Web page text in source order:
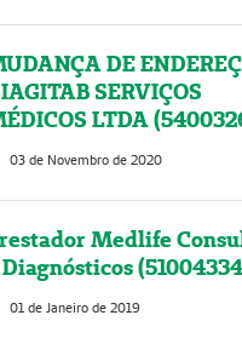
DE
SERVIÇOS
LTDA
03 de Novembro de 2020
Medlife
01 de Janeiro de 2019